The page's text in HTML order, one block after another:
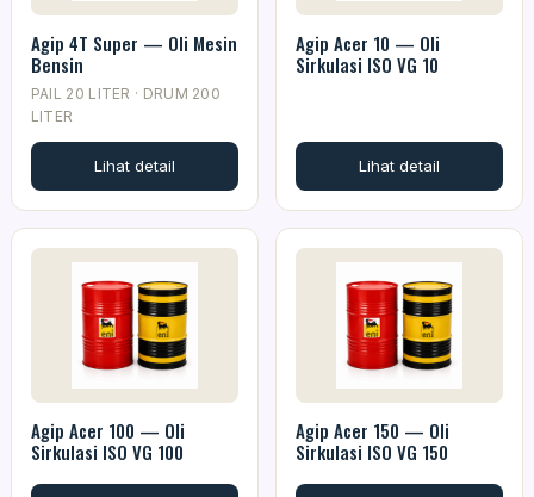
Agip 4T Super — Oli Mesin
Bensin
PAIL 20 LITER · DRUM 200
LITER
Lihat detail
Agip Acer 10 — Oli
Sirkulasi ISO VG 10
Lihat detail
Agip Acer 100 — Oli
Sirkulasi ISO VG 100
Agip Acer 150 — Oli
Sirkulasi ISO VG 150